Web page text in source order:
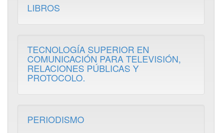
LIBROS
TECNOLOGÍA SUPERIOR EN
COMUNICACIÓN PARA TELEVISIÓN,
RELACIONES PÚBLICAS Y
PROTOCOLO.
PERIODISMO